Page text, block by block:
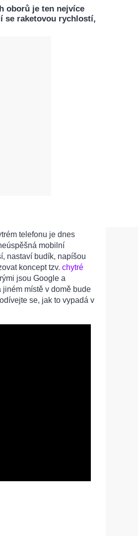
oborů je ten nejvíce
se raketovou rychlostí,
telefonu je dnes
mobilní
nastaví budík, napíšou
koncept tzv. chytré
jsou Google a
místě v domě bude
se, jak to vypadá v